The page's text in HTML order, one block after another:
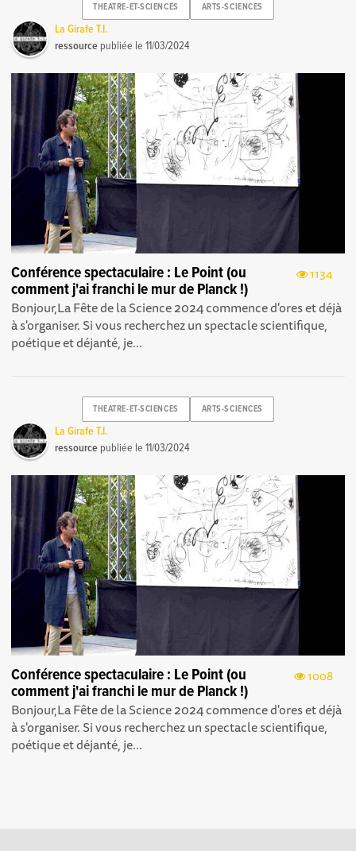
THEATRE-ET-SCIENCES ARTS-SCIENCES
La Girafe T.I.
ressource publiée le11/03/2024
1134
Conférence spectaculaire : Le Point (ou
comment j'ai franchi le mur de Planck !)
Bonjour, La Fête de la Science 2024 commence d'ores et déjà
à s'organiser. Si vous recherchez un spectacle scientifique,
poétique et déjanté, je...
THEATRE-ET-SCIENCES ARTS-SCIENCES
La Girafe T.I.
ressource publiée le11/03/2024
1008
Conférence spectaculaire : Le Point (ou
comment j'ai franchi le mur de Planck !)
Bonjour, La Fête de la Science 2024 commence d'ores et déjà
à s'organiser. Si vous recherchez un spectacle scientifique,
poétique et déjanté, je...